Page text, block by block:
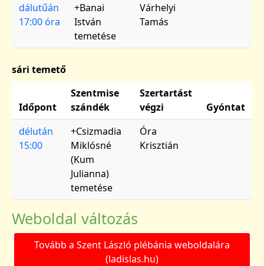
dálutűán
17:00 óra
+Banai
István
temetése
Várhelyi
Tamás
sári temető
Időpont
Szentmise
szándék
Szertartást
végzi
Gyóntat
délután
15:00
+Csizmadia
Miklósné
(Kum
Julianna)
temetése
Óra
Krisztián
Weboldal változás
Tovább a Szent László plébánia weboldalára
(ladislas.hu)